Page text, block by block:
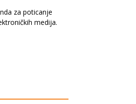
za poticanje
medija.